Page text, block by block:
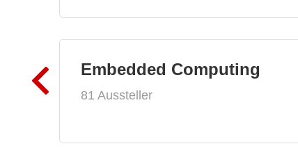
Embedded Computing
81 Aussteller